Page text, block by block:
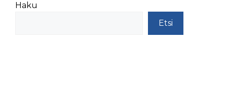
Haku
Etsi